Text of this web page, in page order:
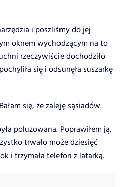
i poszliśmy do jej
oknem wychodzącym na to
rzeczywiście dochodziło
się i odsunęła suszarkę
Bałam się, że zaleję sąsiadów.
poluzowana. Poprawiłem ją,
trwało może dziesięć
i trzymała telefon z latarką.